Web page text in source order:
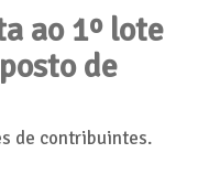
ao 1º lote
de
de contribuintes.